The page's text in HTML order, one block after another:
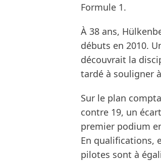
Formule 1.
À 38 ans,
débuts en 2010.
découvrait la
tardé à souligner
Sur le plan
contre 19, un
premier podium
En qualifications,
pilotes sont à